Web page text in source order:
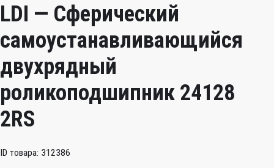
LDI — Сферический
самоустанавливающийся
двухрядный
роликоподшипник 24128
2RS
ID товара: 312386